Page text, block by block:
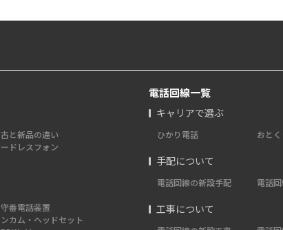
と新品の違い
ドレスフォン
番電話装置
カム・ヘッドセット
電話回線一覧
キャリアで選ぶ
ひかり電話 おと
手配について
電話回線の新設手配 電話
工事について